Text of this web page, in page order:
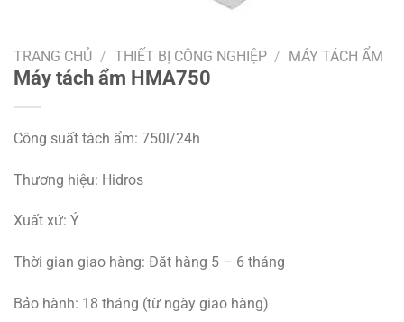
TRANG CHỦ / THIẾT BỊ CÔNG NGHIỆP / MÁY TÁCH ẨM
Máy tách ẩm HMA750
Công suất tách ẩm: 750l/24h
Thương hiệu: Hidros
Xuất xứ: Ý
Thời gian giao hàng: Đăt hàng 5 – 6 tháng
Bảo hành: 18 tháng (từ ngày giao hàng)